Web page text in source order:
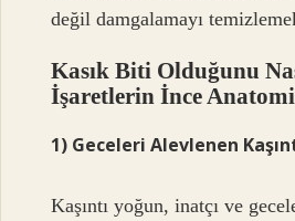
değil damgalamayı
Kasık Biti Olduğunu
İşaretlerin İnce
1) Geceleri Alevlenen
Kaşıntı yoğun, inatçı ve